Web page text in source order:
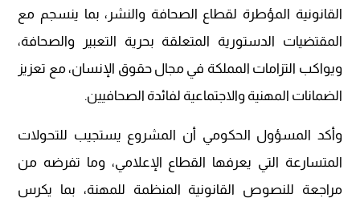
القانونية المؤطرة لقطاع الصحافة والنشر، بما ينسجم مع
المقتضيات الدستورية المتعلقة بحرية التعبير والصحافة،
ويواكب التزامات المملكة في مجال حقوق الإنسان، مع تعزيز
الضمانات المهنية والاجتماعية لفائدة الصحافيين.
وأكد المسؤول الحكومي أن المشروع يستجيب للتحولات
المتسارعة التي يعرفها القطاع الإعلامي، وما تفرضه من
مراجعة للنصوص القانونية المنظمة للمهنة، بما يكرس